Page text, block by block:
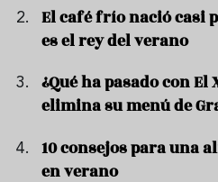
El café frío nació casi
es el rey del verano
¿Qué ha pasado con
elimina su menú de
10 consejos para una
en verano